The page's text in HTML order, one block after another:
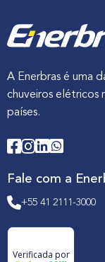
A Enerbras é uma
chuveiros elétricos
países.
Fale com a
+55 41 2111-3000
Verificada por